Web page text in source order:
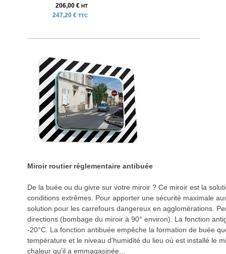
206,00 € HT
247,20 € TTC
Miroir routier réglementaire antibuée
De la buée ou du givre sur votre miroir ? Ce miroir est la
conditions extrêmes. Pour apporter une sécurité maximale
solution pour les carrefours dangereux en agglomérations.
directions (bombage du miroir à 90° environ). La fonction
-20°C. La fonction antibuée empêche la formation de buée
température et le niveau d'humidité du lieu où est installé le
chaleur qu'il a emmagasinée...